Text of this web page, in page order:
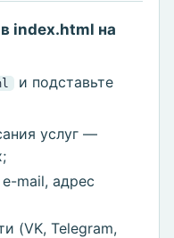
index.html на
и подставьте
услуг —
mail, адрес
(VK, Telegram,